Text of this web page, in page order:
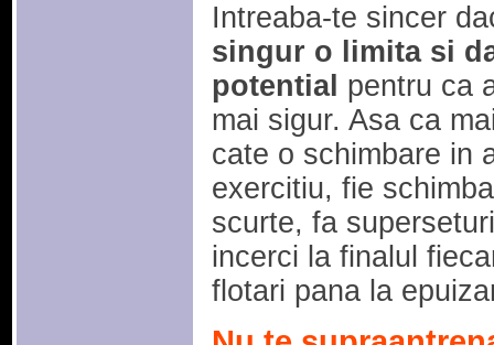
Intreaba-te sincer
singur o limita si
potential pentru ca
mai sigur. Asa ca
cate o schimbare in
exercitiu, fie
scurte, fa
incerci la finalul
flotari pana la